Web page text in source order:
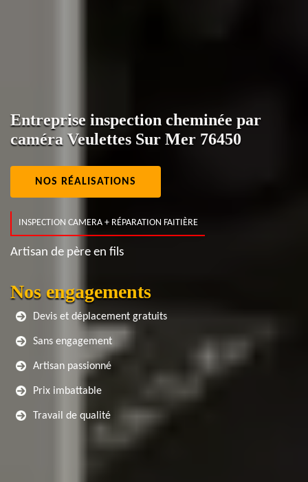
Entreprise inspection cheminée par
caméra Veulettes Sur Mer 76450
NOS RÉALISATIONS
INSPECTION CAMERA + RÉPARATION FAITIÈRE
Artisan de père en fils
Nos engagements
Devis et déplacement gratuits
Sans engagement
Artisan passionné
Prix imbattable
Travail de qualité